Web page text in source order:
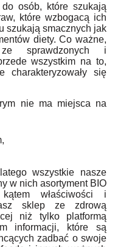
osób, które szukają
które wzbogacą ich
szukają smacznych jak
diety. Co ważne,
sprawdzonych i
wszystkim na to,
charakteryzowały się
nie ma miejsca na
wszystkie nasze
w nich asortyment BIO
właściwości i
sklep ze zdrową
niż tylko platformą
informacji, które są
zadbać o swoje